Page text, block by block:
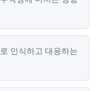
인식하고 대응하는